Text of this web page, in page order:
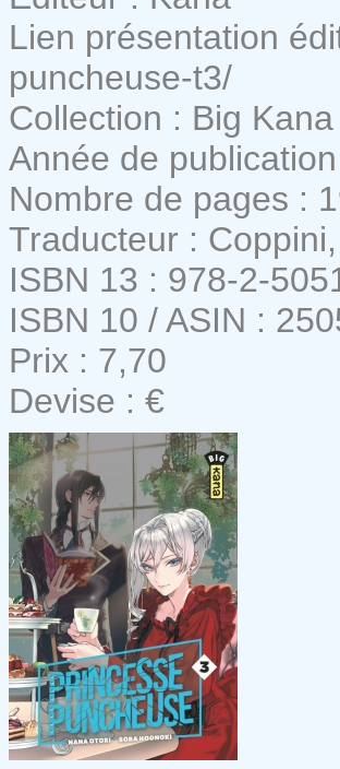
Lien présentation
puncheuse-t3/
Collection : Big Kana
Année de
Nombre de pages :
Traducteur :
ISBN 13 : 978-2-
ISBN 10 / ASIN :
Prix : 7,70
Devise : €